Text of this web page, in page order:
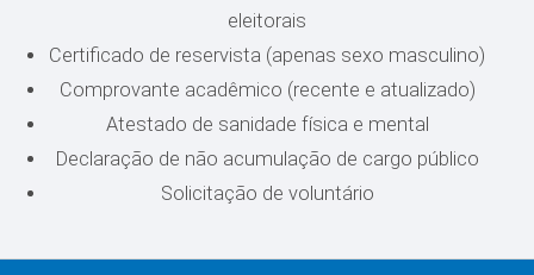
eleitorais
Certificado de reservista (apenas sexo masculino)
Comprovante acadêmico (recente e atualizado)
Atestado de sanidade física e mental
Declaração de não acumulação de cargo público
Solicitação de voluntário